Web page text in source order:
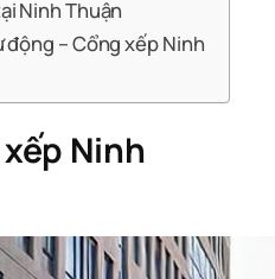
Ninh Thuận
động – Cổng xếp Ninh
Ninh